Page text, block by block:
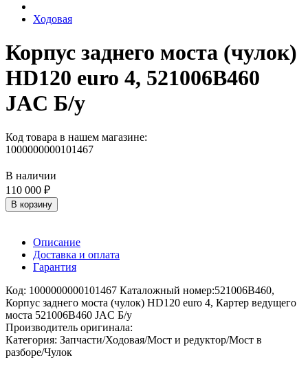
Ходовая
Корпус заднего моста (чулок)
HD120 euro 4, 521006B460
JAC Б/у
Код товара в нашем магазине:
1000000000101467
В наличии
110 000 ₽
В корзину
Описание
Доставка и оплата
Гарантия
Код: 1000000000101467 Каталожный номер:521006B460,
Корпус заднего моста (чулок) HD120 euro 4, Картер ведущего
моста 521006B460 JAC Б/у
Производитель оригинала:
Категория: Запчасти/Ходовая/Мост и редуктор/Мост в
разборе/Чулок